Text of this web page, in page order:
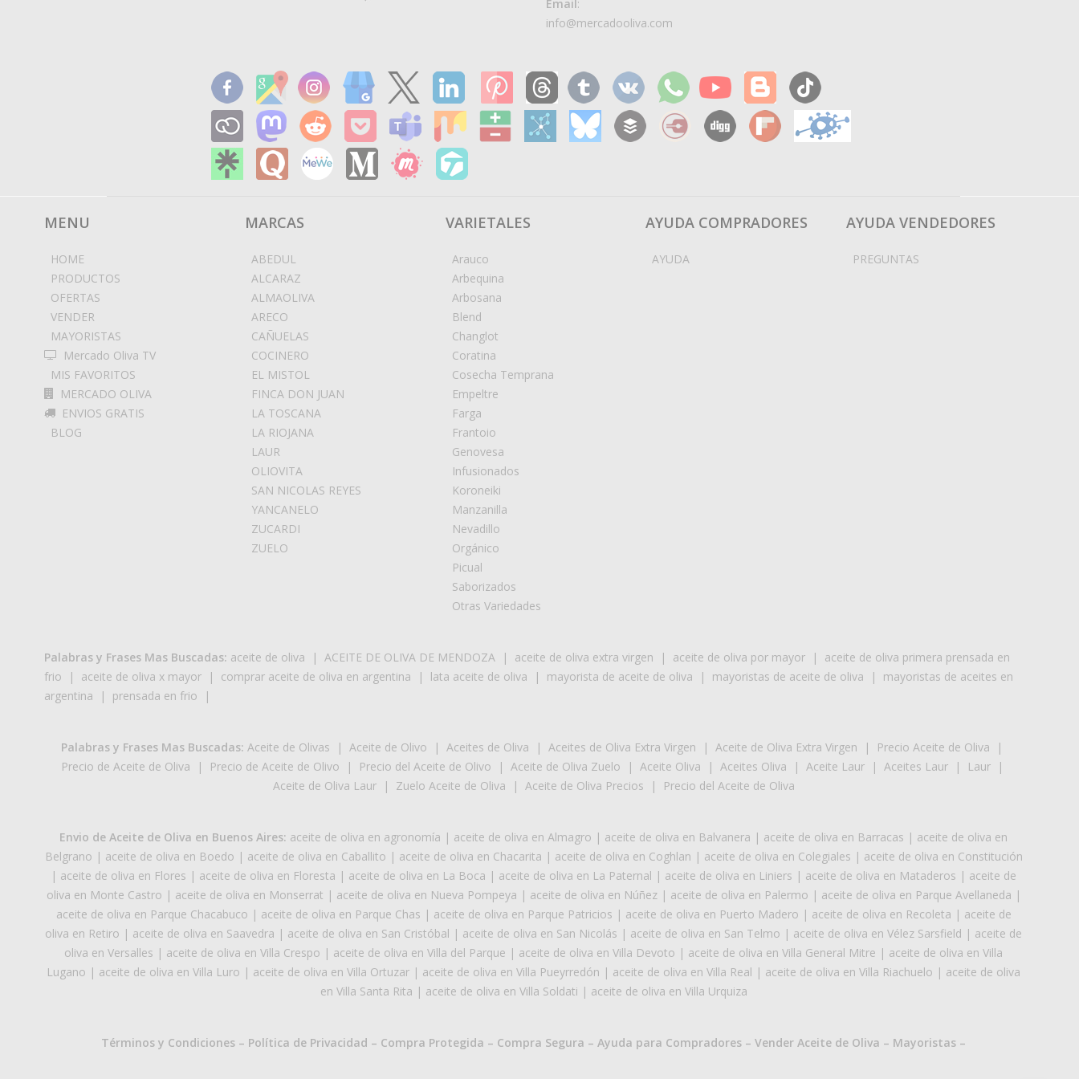
Email:
info@mercadooliva.com
MENU
HOME
PRODUCTOS
OFERTAS
VENDER
MAYORISTAS
Mercado Oliva TV
MIS FAVORITOS
MERCADO OLIVA
ENVIOS GRATIS
BLOG
MARCAS
ABEDUL
ALCARAZ
ALMAOLIVA
ARECO
CAÑUELAS
COCINERO
EL MISTOL
FINCA DON JUAN
LA TOSCANA
LA RIOJANA
LAUR
OLIOVITA
SAN NICOLAS REYES
YANCANELO
ZUCARDI
ZUELO
VARIETALES
Arauco
Arbequina
Arbosana
Blend
Changlot
Coratina
Cosecha Temprana
Empeltre
Farga
Frantoio
Genovesa
Infusionados
Koroneiki
Manzanilla
Nevadillo
Orgánico
Picual
Saborizados
Otras Variedades
AYUDA COMPRADORES
AYUDA
AYUDA VENDEDORES
PREGUNTAS
Palabras y Frases Mas Buscadas: aceite de oliva | ACEITE DE OLIVA DE MENDOZA | aceite de oliva extra virgen | aceite de oliva por mayor | aceite de oliva primera prensada en
frio | aceite de oliva x mayor | comprar aceite de oliva en argentina | lata aceite de oliva | mayorista de aceite de oliva | mayoristas de aceite de oliva | mayoristas de aceites en
argentina | prensada en frio |
Palabras y Frases Mas Buscadas: Aceite de Olivas | Aceite de Olivo | Aceites de Oliva | Aceites de Oliva Extra Virgen | Aceite de Oliva Extra Virgen | Precio Aceite de Oliva |
Precio de Aceite de Oliva | Precio de Aceite de Olivo | Precio del Aceite de Olivo | Aceite de Oliva Zuelo | Aceite Oliva | Aceites Oliva | Aceite Laur| Aceites Laur| Laur|
Aceite de Oliva Laur| Zuelo Aceite de Oliva | Aceite de Oliva Precios | Precio del Aceite de Oliva
Envio de Aceite de Oliva en Buenos Aires: aceite de oliva en agronomía | aceite de oliva en Almagro | aceite de oliva en Balvanera | aceite de oliva en Barracas | aceite de oliva en
Belgrano | aceite de oliva en Boedo | aceite de oliva en Caballito | aceite de oliva en Chacarita | aceite de oliva en Coghlan | aceite de oliva en Colegiales | aceite de oliva en Constitución
| aceite de oliva en Flores | aceite de oliva en Floresta | aceite de oliva en La Boca | aceite de oliva en La Paternal | aceite de oliva en Liniers | aceite de oliva en Mataderos | aceite de
oliva en Monte Castro | aceite de oliva en Monserrat | aceite de oliva en Nueva Pompeya | aceite de oliva en Núñez| aceite de oliva en Palermo | aceite de oliva en Parque Avellaneda |
aceite de oliva en Parque Chacabuco | aceite de oliva en Parque Chas | aceite de oliva en Parque Patricios | aceite de oliva en Puerto Madero | aceite de oliva en Recoleta | aceite de
oliva en Retiro | aceite de oliva en Saavedra | aceite de oliva en San Cristóbal | aceite de oliva en San Nicolás | aceite de oliva en San Telmo | aceite de oliva en Vélez Sarsfield | aceite de
oliva en Versalles | aceite de oliva en Villa Crespo | aceite de oliva en Villa del Parque | aceite de oliva en Villa Devoto | aceite de oliva en Villa General Mitre | aceite de oliva en Villa
Lugano | aceite de oliva en Villa Luro | aceite de oliva en Villa Ortuzar | aceite de oliva en Villa Pueyrredón | aceite de oliva en Villa Real | aceite de oliva en Villa Riachuelo | aceite de oliva
en Villa Santa Rita | aceite de oliva en Villa Soldati | aceite de oliva en Villa Urquiza
Términos y Condiciones – Política de Privacidad – Compra Protegida – Compra Segura – Ayuda para Compradores – Vender Aceite de Oliva – Mayoristas –